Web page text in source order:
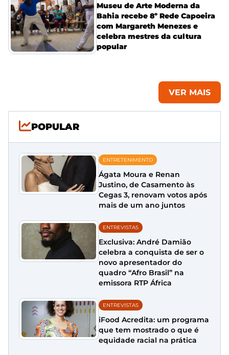
Museu de Arte Moderna da
Bahia recebe 8º Rede Capoeira
com Margareth Menezes e
celebra mestres da cultura
popular
VER MAIS
POPULAR
ENTRETENIMENTO
Ágata Moura e Renan
Justino, de Casamento às
Cegas 3, renovam votos após
mais de um ano juntos
ENTREVISTAS
Exclusiva: André Damião
celebra a conquista de ser o
novo apresentador do
quadro “Afro Brasil” na
emissora RTP África
ENTREVISTAS
iFood Acredita: um programa
que tem mostrado o que é
equidade racial na prática